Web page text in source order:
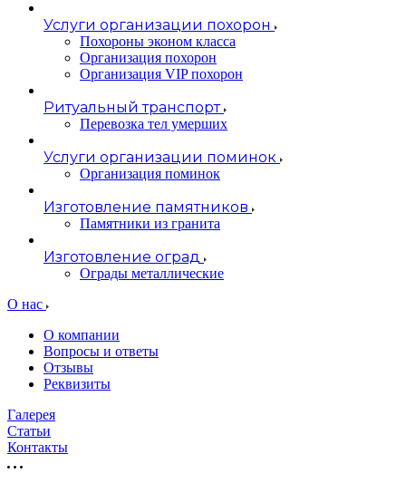
Услуги организации похорон
Похороны эконом класса
Организация похорон
Организация VIP похорон
Ритуальный транспорт
Перевозка тел умерших
Услуги организации поминок
Организация поминок
Изготовление памятников
Памятники из гранита
Изготовление оград
Ограды металлические
О нас
О компании
Вопросы и ответы
Отзывы
Реквизиты
Галерея
Статьи
Контакты